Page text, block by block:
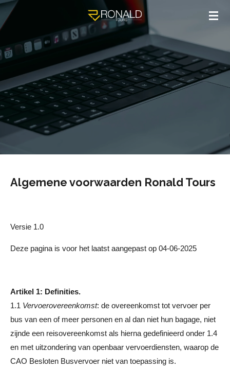
Ga
direct
de
hoofdinhoud
Algemene voorwaarden Ronald Tours
Versie 1.0
Deze pagina is voor het laatst aangepast op 04-06-2025
Artikel 1: Definities.
1.1 Vervoerovereenkomst: de overeenkomst tot vervoer per
bus van een of meer personen en al dan niet hun bagage, niet
zijnde een reisovereenkomst als hierna gedefinieerd onder 1.4
en met uitzondering van openbaar vervoerdiensten, waarop de
CAO Besloten Busvervoer niet van toepassing is.